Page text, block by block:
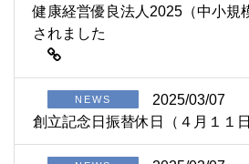
健康経営優良法人2025（中小規
されました
NEWS
2025/03/07
創立記念日振替休日（４月１１